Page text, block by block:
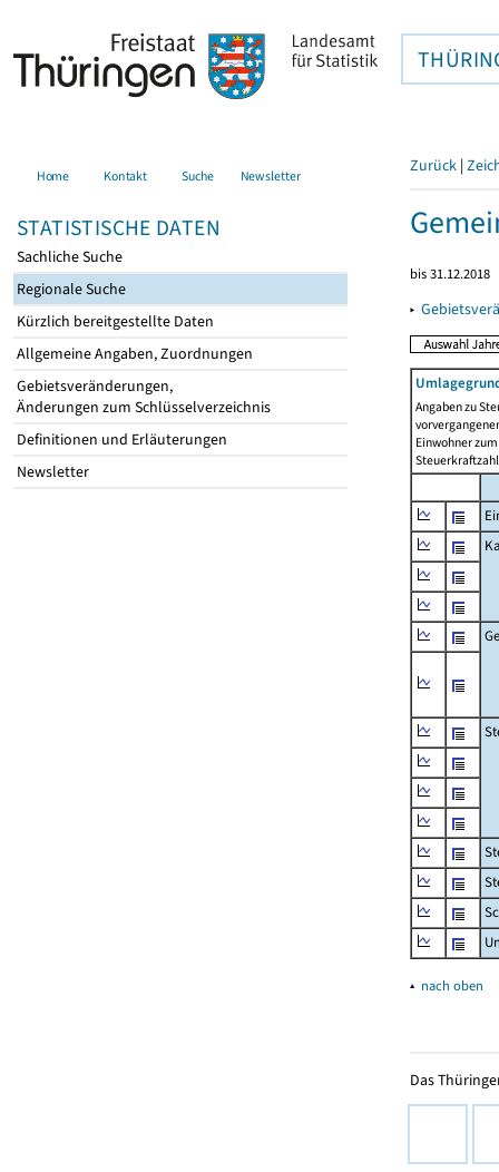
Home Kontakt Suche Newsletter
STATISTISCHE DATEN
Sachliche Suche
Regionale Suche
Kürzlich bereitgestellte Daten
Allgemeine Angaben, Zuordnungen
Gebietsveränderungen,
Änderungen zum Schlüsselverzeichnis
Definitionen und Erläuterungen
Newsletter
Zurück |
bis 31.12.2018
▸
Angaben zu
Einwohner
▴ nach oben
Das